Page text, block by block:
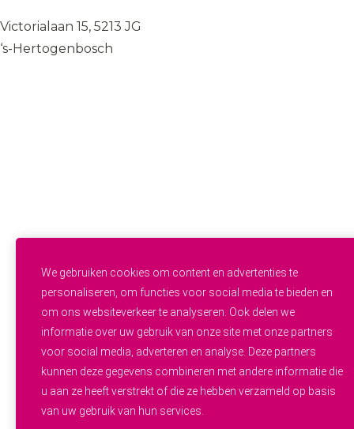
We gebruiken cookies om content en advertenties te
personaliseren, om functies voor social media te bieden en
om ons websiteverkeer te analyseren. Ook delen we
informatie over uw gebruik van onze site met onze partners
voor social media, adverteren en analyse. Deze partners
kunnen deze gegevens combineren met andere informatie die
u aan ze heeft verstrekt of die ze hebben verzameld op basis
van uw gebruik van hun services.
Victorialaan 15, 5213 JG
‘s-Hertogenbosch
Helpende Plus
Zij-instroom
Professionals
Werken en leren
OVER WIJ.ZORGEN
Alle vacatures
Zorgpersoneel gezocht